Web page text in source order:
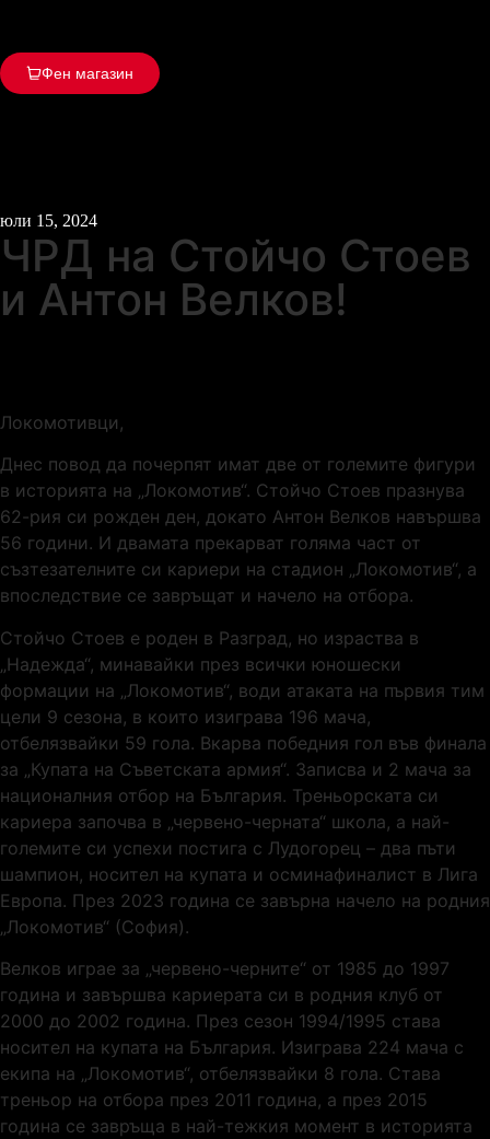
Фен магазин
юли 15, 2024
ЧРД на Стойчо Стоев
и Антон Велков!
Локомотивци,
Днес повод да почерпят имат две от големите фигури
в историята на „Локомотив“. Стойчо Стоев празнува
62-рия си рожден ден, докато Антон Велков навършва
56 години. И двамата прекарват голяма част от
съзтезателните си кариери на стадион „Локомотив“, а
впоследствие се завръщат и начело на отбора.
Стойчо Стоев е роден в Разград, но израства в
„Надежда“, минавайки през всички юношески
формации на „Локомотив“, води атаката на първия тим
цели 9 сезона, в които изиграва 196 мача,
отбелязвайки 59 гола. Вкарва победния гол във финала
за „Купата на Съветската армия“. Записва и 2 мача за
националния отбор на България. Треньорската си
кариера започва в „червено-черната“ школа, а най-
големите си успехи постига с Лудогорец – два пъти
шампион, носител на купата и осминафиналист в Лига
Европа. През 2023 година се завърна начело на родния
„Локомотив“ (София).
Велков играе за „червено-черните“ от 1985 до 1997
година и завършва кариерата си в родния клуб от
2000 до 2002 година. През сезон 1994/1995 става
носител на купата на България. Изиграва 224 мача с
екипа на „Локомотив“, отбелязвайки 8 гола. Става
треньор на отбора през 2011 година, а през 2015
година се завръща в най-тежкия момент в историята